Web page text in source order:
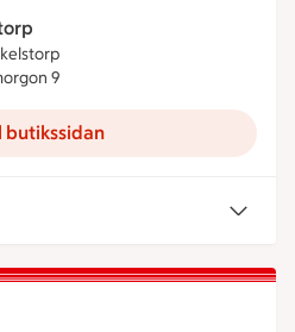
har stängt idag, öppnar
9
butikssidan